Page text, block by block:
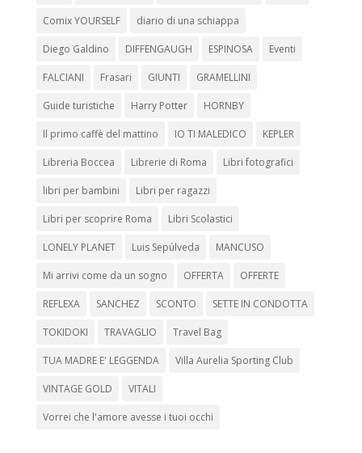
Comix YOURSELF diario di una schiappa
Diego Galdino DIFFENGAUGH ESPINOSA Eventi
FALCIANI Frasari GIUNTI GRAMELLINI
Guide turistiche Harry Potter HORNBY
Il primo caffè del mattino IO TI MALEDICO KEPLER
Libreria Boccea Librerie di Roma Libri fotografici
libri per bambini Libri per ragazzi
Libri per scoprire Roma Libri Scolastici
LONELY PLANET Luis Sepúlveda MANCUSO
Mi arrivi come da un sogno OFFERTA OFFERTE
REFLEXA SANCHEZ SCONTO SETTE IN CONDOTTA
TOKIDOKI TRAVAGLIO Travel Bag
TUA MADRE E' LEGGENDA Villa Aurelia Sporting Club
VINTAGE GOLD VITALI
Vorrei che l'amore avesse i tuoi occhi